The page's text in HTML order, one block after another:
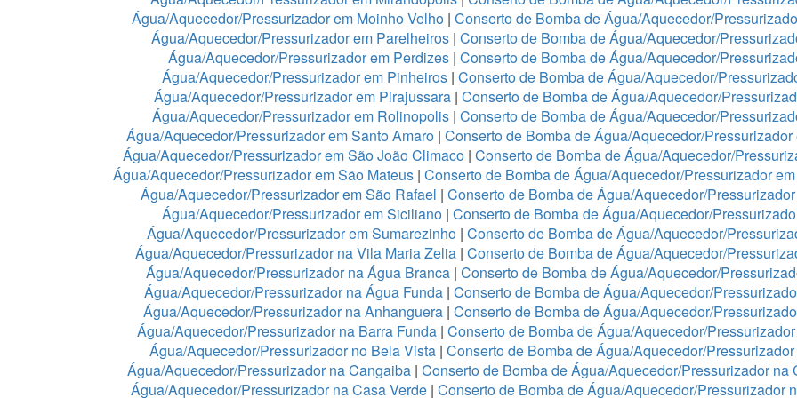
Água/Aquecedor/Pressurizador em Moinho Velho | Conserto de Bomba de Água/Aquecedor/
Água/Aquecedor/Pressurizador em Parelheiros| Conserto de Bomba de Água/Aquecedor/
Água/Aquecedor/Pressurizador em Perdizes| Conserto de Bomba de Água/Aquecedor/
Água/Aquecedor/Pressurizador em Pinheiros| Conserto de Bomba de Água/Aquecedor/
Água/Aquecedor/Pressurizador em Pirajussara | Conserto de Bomba de Água/Aquecedor/
Água/Aquecedor/Pressurizador em Rolinopolis| Conserto de Bomba de Água/Aquecedor/
Água/Aquecedor/Pressurizador em Santo Amaro| Conserto de Bomba de Água/Aquecedor/
Água/Aquecedor/Pressurizador em São João Climaco| Conserto de Bomba de Água/Aquecedor/
Água/Aquecedor/Pressurizador em São Mateus | Conserto de Bomba de Água/Aquecedor/Pressurizador
Água/Aquecedor/Pressurizador em São Rafael | Conserto de Bomba de Água/Aquecedor/
Água/Aquecedor/Pressurizador em Siciliano | Conserto de Bomba de Água/Aquecedor/
Água/Aquecedor/Pressurizador em Sumarezinho| Conserto de Bomba de Água/Aquecedor/
Água/Aquecedor/Pressurizador na Vila Maria Zelia| Conserto de Bomba de Água/Aquecedor/
Água/Aquecedor/Pressurizador na Água Branca | Conserto de Bomba de Água/Aquecedor/
Água/Aquecedor/Pressurizador na Água Funda| Conserto de Bomba de Água/Aquecedor/
Água/Aquecedor/Pressurizador na Anhanguera| Conserto de Bomba de Água/Aquecedor/
Água/Aquecedor/Pressurizador na Barra Funda | Conserto de Bomba de Água/Aquecedor/
Água/Aquecedor/Pressurizador no Bela Vista | Conserto de Bomba de Água/Aquecedor/
Água/Aquecedor/Pressurizador na Cangaiba | Conserto de Bomba de Água/Aquecedor/Pressurizador
Água/Aquecedor/Pressurizador na Casa Verde | Conserto de Bomba de Água/Aquecedor/Pressurizador